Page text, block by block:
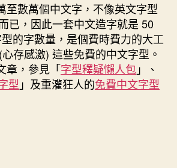
至數萬個中文字，不像英文字型
已，因此一套中文造字就是 50
的字數量，是個費時費力的大工
存感激) 這些免費的中文字型。
章，參見「字型釋疑懶人包」、
型 」及重灌狂人的免費中文字型